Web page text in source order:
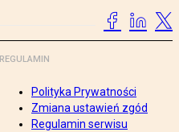
REGULAMIN
Polityka Prywatności
Zmiana ustawień zgód
Regulamin serwisu